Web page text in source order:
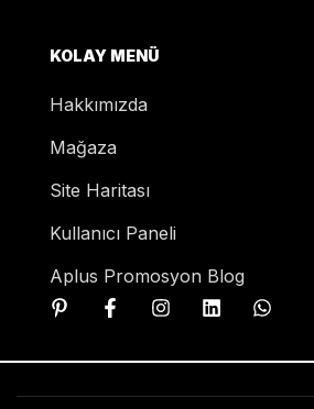
KOLAY MENÜ
Hakkımızda
Mağaza
Site Haritası
Kullanıcı Paneli
Aplus Promosyon Blog